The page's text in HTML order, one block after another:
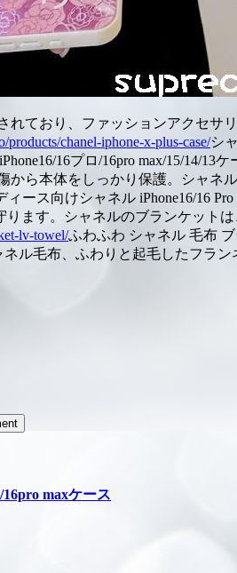
れており、ファッションアクセサ
products/chanel-iphone-x-plus-case/シ
16プロ/16pro max/15/14/
から本体をしっかり保護。シャネ
ィース向けシャネル iPhone16/16
ります。シャネルのブランケット
lv-towel/ふわふわ シャネル 毛布
ル毛布、ふわりと起毛したフラ
maxケース